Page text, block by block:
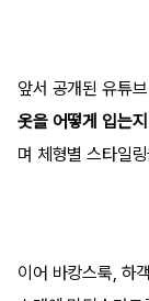
앞서 공개된 유튜
옷을 어떻게 입는
며 체형별 스타일
이어 바캉스룩, 하